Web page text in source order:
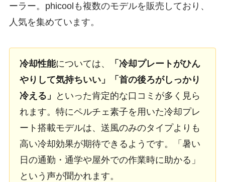
ーラー。phicoolも複数のモデルを販売しており、
人気を集めています。
冷却性能については、
「冷却プレートがひん
やりして気持ちいい」「首の後ろがしっかり
冷える」
といった肯定的な口コミが多く見ら
れます。特にペルチェ素子を用いた冷却プレ
ート搭載モデルは、送風のみのタイプよりも
高い冷却効果が期待できるようです。「暑い
日の通勤・通学や屋外での作業時に助かる」
という声が聞かれます。